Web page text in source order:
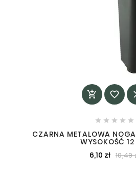
 
    
CZARNA METALOWA
WYSOKOŚĆ
6,10 zł 10,49